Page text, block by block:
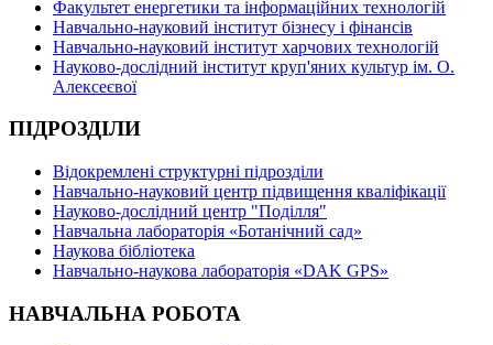
Факультет енергетики та інформаційних технологій
Навчально-науковий інститут бізнесу і фінансів
Навчально-науковий інститут харчових технологій
Науково-дослідний інститут круп'яних культур ім. О.
Алексеєвої
ПІДРОЗДІЛИ
Відокремлені структурні підрозділи
Навчально-науковий центр підвищення кваліфікації
Науково-дослідний центр "Поділля"
Навчальна лабораторія «Ботанічний сад»
Наукова бібліотека
Навчально-наукова лабораторія «DAK GPS»
НАВЧАЛЬНА РОБОТА